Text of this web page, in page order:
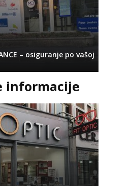
– osiguranje po vašoj
informacije